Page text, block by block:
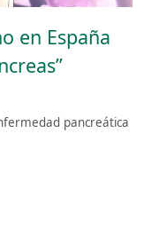
en España
pancreática